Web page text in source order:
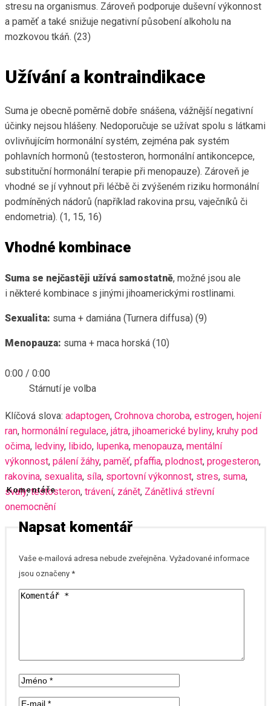
stresu na organismus. Zároveň podporuje duševní výkonnost
a paměť a také snižuje negativní působení alkoholu na
mozkovou tkáň. (23)
Užívání a kontraindikace
Suma je obecně poměrně dobře snášena, vážnější negativní
účinky nejsou hlášeny. Nedoporučuje se užívat spolu s látkami
ovlivňujícím hormonální systém, zejména pak systém
pohlavních hormonů (testosteron, hormonální antikoncepce,
substituční hormonální terapie při menopauze). Zároveň je
vhodné se jí vyhnout při léčbě či zvýšeném riziku hormonální
podmíněných nádorů (například rakovina prsu, vaječníků či
endometria). (1, 15, 16)
Vhodné kombinace
Suma se nejčastěji užívá samostatně, možné jsou ale
i některé kombinace s jinými jihoamerickými rostlinami.
Sexualita: suma + damiána (Turnera diffusa) (9)
Menopauza: suma + maca horská (10)
0:00 / 0:00
Stárnutí je volba
Klíčová slova: adaptogen, Crohnova choroba, estrogen, hojení
ran, hormonální regulace, játra, jihoamerické byliny, kruhy pod
očima, ledviny, libido, lupenka, menopauza, mentální
výkonnost, pálení žáhy, paměť, pfaffia, plodnost, progesteron,
rakovina, sexualita, síla, sportovní výkonnost, stres, suma,
svaly, testosteron, trávení, zánět, Zánětlivá střevní
onemocnění
Komentáře
Napsat komentář
Vaše e-mailová adresa nebude zveřejněna. Vyžadované informace
jsou označeny *